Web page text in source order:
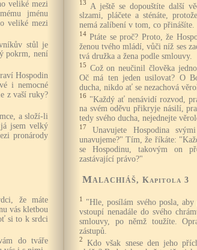
veliké mezi
jménu
veliké mezi
stůl je
pokrm, není
Hospodin
i nemocné
z vaší ruky?
a složí-li
jsem velký
pronárody
že máte
vás kletbou
si to k srdci
do tváře
13
A ještě se dopouštíte další
slzami, pláčete a sténáte,
nemá zalíbení v tom, co přinášíte.
14 Ptáte se proč? Proto, že
ženou tvého mládí, vůči níž ses
tvá družka a žena podle smlouvy.
15 Což on neučinil člověka
Oč má ten jeden usilovat? O
ducha, nikdo ať se nezachová
16 "Každý ať nenávidí rozvod,
na svém oděvu přikryje násilí,
tedy svého ducha, nejednejte
17
Unavujete Hospodina
unavujeme?" Tím, že říkáte:
se Hospodinu, takovým on
zastávající právo?"
Malachiáš, Kapitola 3
1
"Hle, posílám svého posla,
vstoupí nenadále do svého
smlouvy, po němž toužíte.
zástupů.
2
Kdo však snese den jeho